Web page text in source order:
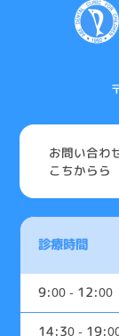
お問い合わ
こちからら
診療時間
9:00 - 12:00
14:30 -